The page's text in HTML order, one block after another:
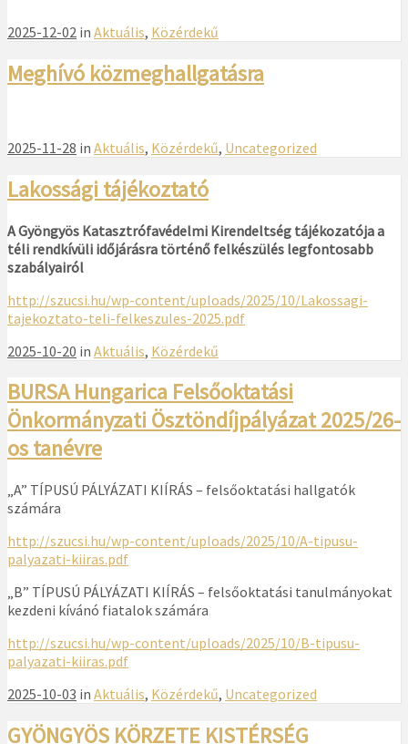
2025-12-02 in Aktuális, Közérdekű
Meghívó közmeghallgatásra
2025-11-28 in Aktuális, Közérdekű, Uncategorized
Lakossági tájékoztató
A Gyöngyös Katasztrófavédelmi Kirendeltség tájékozatója a
téli rendkívüli időjárásra történő felkészülés legfontosabb
szabályairól
http://szucsi.hu/wp-content/uploads/2025/10/Lakossagi-
tajekoztato-teli-felkeszules-2025.pdf
2025-10-20 in Aktuális, Közérdekű
BURSA Hungarica Felsőoktatási
Önkormányzati Ösztöndíjpályázat 2025/26-
os tanévre
„A” TÍPUSÚ PÁLYÁZATI KIÍRÁS – felsőoktatási hallgatók
számára
http://szucsi.hu/wp-content/uploads/2025/10/A-tipusu-
palyazati-kiiras.pdf
„B” TÍPUSÚ PÁLYÁZATI KIÍRÁS – felsőoktatási tanulmányokat
kezdeni kívánó fiatalok számára
http://szucsi.hu/wp-content/uploads/2025/10/B-tipusu-
palyazati-kiiras.pdf
2025-10-03 in Aktuális, Közérdekű, Uncategorized
GYÖNGYÖS KÖRZETE KISTÉRSÉG